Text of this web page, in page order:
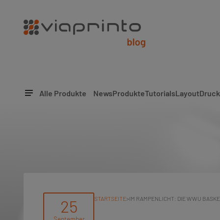
Alle Produkte NewsProdukteTutorialsLayoutDruck
STARTSEITE>IM RAMPENLICHT: DIE WWU